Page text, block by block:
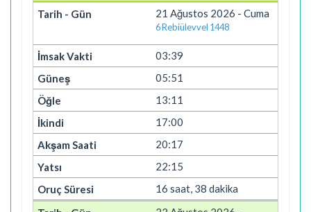
21 Ağustos 2026 - Cuma
6 Rebiülevvel 1448
03:39
05:51
13:11
17:00
20:17
22:15
16 saat, 38 dakika